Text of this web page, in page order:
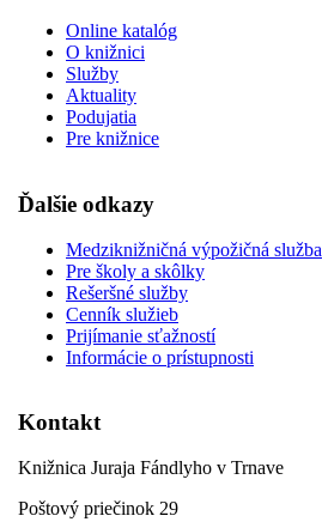
Online katalóg
O knižnici
Služby
Aktuality
Podujatia
Pre knižnice
Ďalšie odkazy
Medziknižničná výpožičná služba
Pre školy a skôlky
Rešeršné služby
Cenník služieb
Prijímanie sťažností
Informácie o prístupnosti
Kontakt
Knižnica Juraja Fándlyho v Trnave
Poštový priečinok 29